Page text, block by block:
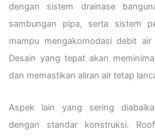
dengan sistem drainase
sambungan pipa, serta sistem
mampu mengakomodasi debit
Desain yang tepat akan
dan memastikan aliran air tetap
Aspek lain yang sering
dengan standar konstruksi.